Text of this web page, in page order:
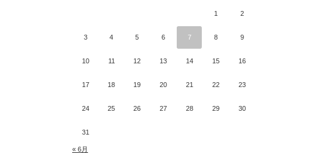
1 2
3 4 5 6 7 8 9
10 11 12 13 14 15 16
17 18 19 20 21 22 23
24 25 26 27 28 29 30
31
« 6月